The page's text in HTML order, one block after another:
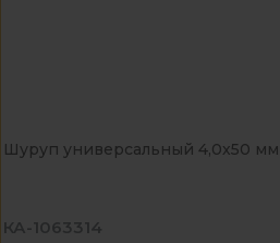
Шуруп универсальный 4,0х50
КА-1063314